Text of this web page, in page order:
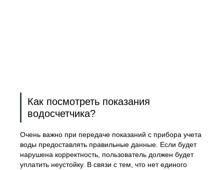
Как посмотреть показания
водосчетчика?
Очень важно при передаче показаний с прибора учета
воды предоставлять правильные данные. Если будет
нарушена корректность, пользователь должен будет
уплатить неустойку. В связи с тем, что нет единого